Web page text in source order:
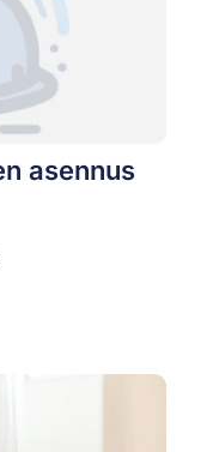
asennus